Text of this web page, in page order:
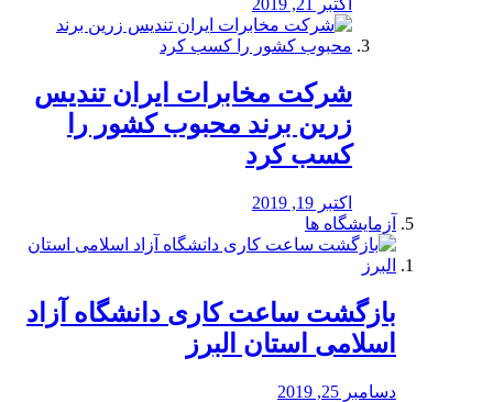
اکتبر 21, 2019
شرکت مخابرات ایران تندیس
زرین برند محبوب کشور را
کسب کرد
اکتبر 19, 2019
آزمایشگاه ها
بازگشت ساعت کاری دانشگاه آزاد
اسلامی استان البرز
دسامبر 25, 2019